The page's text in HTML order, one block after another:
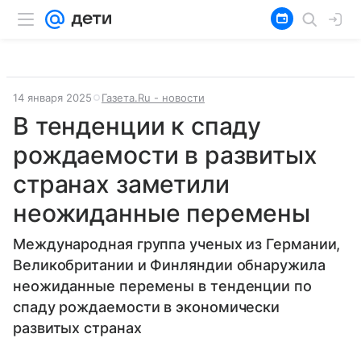
14 января 2025 Газета.Ru - новости
В тенденции к спаду
рождаемости в развитых
странах заметили
неожиданные перемены
Международная группа ученых из Германии,
Великобритании и Финляндии обнаружила
неожиданные перемены в тенденции по
спаду рождаемости в экономически
развитых странах